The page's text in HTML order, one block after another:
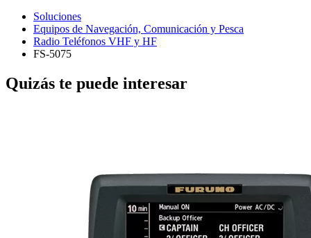
Soluciones
Equipos de Navegación, Comunicación y Pesca
Radio Teléfonos VHF y HF
FS-5075
Quizás te puede interesar